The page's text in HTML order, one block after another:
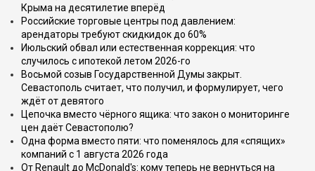
Крыма на десятилетие вперёд
Российские торговые центры под давлением:
арендаторы требуют скидкидок до 60%
Июльский обвал или естественная коррекция: что
случилось с ипотекой летом 2026-го
Восьмой созыв Государственной Думы закрыт.
Севастополь считает, что получил, и формулирует, чего
ждёт от девятого
Цепочка вместо чёрного ящика: что закон о мониторинге
цен даёт Севастополю?
Одна форма вместо пяти: что поменялось для «спящих»
компаний с 1 августа 2026 года
От Renault до McDonald's: кому теперь не вернуться на